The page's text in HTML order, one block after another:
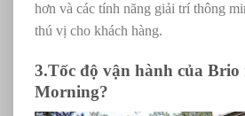
hơn và các tính năng giải trí thông
thú vị cho khách hàng.
3.Tốc độ vận hành của
Morning?